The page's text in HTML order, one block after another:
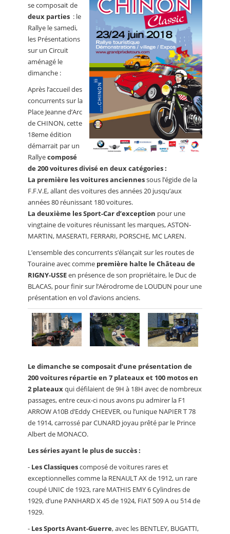
se composait de
deux parties : le
Rallye le samedi,
les Présentations
sur un Circuit
aménagé le
dimanche :
Après l’accueil des
concurrents sur la
Place Jeanne d’Arc
de CHINON, cette
18eme édition
démarrait par un
Rallyecomposé
de 200 voitures divisé en deux catégories :
La première les voitures anciennessous l’égide de la
F.F.V.E, allant des voitures des années 20 jusqu’aux
années 80 réunissant 180 voitures.
La deuxième les Sport-Car d’exception pour une
vingtaine de voitures réunissant les marques, ASTON-
MARTIN, MASERATI, FERRARI, PORSCHE, MC LAREN.
L’ensemble des concurrents s’élançait sur les routes de
Touraine avec comme première halte le Château de
RIGNY-USSEen présence de son propriétaire, le Duc de
BLACAS, pour finir sur l’Aérodrome de LOUDUN pour une
présentation en vol d’avions anciens.
Le dimanche se composait d’une présentation de
200 voitures répartie en 7 plateaux et 100 motos en
2 plateauxqui défilaient de 9H à 18H avec de nombreux
passages, entre ceux-ci nous avons pu admirer la F1
ARROW A10B d’Eddy CHEEVER, ou l’unique NAPIER T 78
de 1914, carrossé par CUNARD joyau prêté par le Prince
Albert de MONACO.
Les séries ayant le plus de succès :
- Les Classiquescomposé de voitures rares et
exceptionnelles comme la RENAULT AX de 1912, un rare
coupé UNIC de 1923, rare MATHIS EMY 6 Cylindres de
1929, d’une PANHARD X 45 de 1924, FIAT 509 A ou 514 de
1929.
- Les Sports Avant-Guerre, avec les BENTLEY, BUGATTI,